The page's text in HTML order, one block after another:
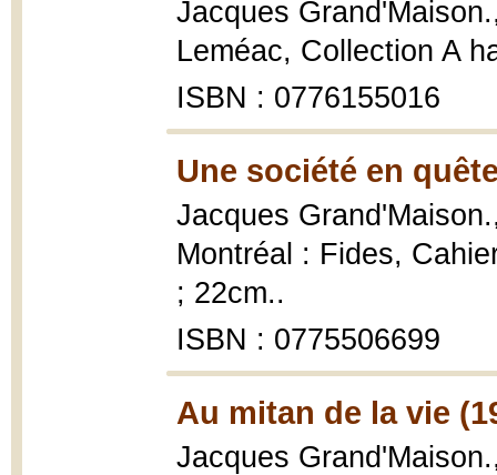
Jacques
Leméac, Collection A
ISBN : 0776155016
Une société en
Jacques
Montréal : Fides,
; 22cm..
ISBN : 0775506699
Au mitan de la vie
Jacques